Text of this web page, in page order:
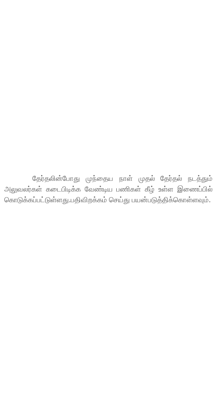
தேர்தலின்போது முந்தைய நாள் முதல் தேர்தல் நடத்தும்
அலுவலர்கள் கடைபிடிக்க வேண்டிய பணிகள் கீழ் உள்ள இணைப்பில்
கொடுக்கப்பட்டுள்ளது.பதிவிறக்கம் செய்து பயன்படுத்திக்கொள்ளவும்.